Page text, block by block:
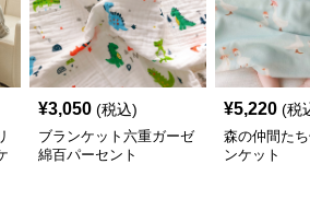
¥3,050 (税込)
ブランケット六重ガーゼ
綿百パーセント
¥5,220 (税
森の仲間た
ンケット